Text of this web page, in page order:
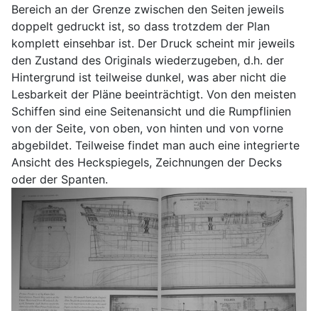
Bereich an der Grenze zwischen den Seiten jeweils
doppelt gedruckt ist, so dass trotzdem der Plan
komplett einsehbar ist. Der Druck scheint mir jeweils
den Zustand des Originals wiederzugeben, d.h. der
Hintergrund ist teilweise dunkel, was aber nicht die
Lesbarkeit der Pläne beeinträchtigt. Von den meisten
Schiffen sind eine Seitenansicht und die Rumpflinien
von der Seite, von oben, von hinten und von vorne
abgebildet. Teilweise findet man auch eine integrierte
Ansicht des Heckspiegels, Zeichnungen der Decks
oder der Spanten.